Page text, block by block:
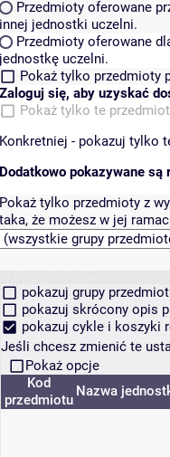
Przedmioty oferowane
innej jednostki uczelni.
Przedmioty oferowane
jednostkę uczelni.
Pokaż tylko przedmioty
Zaloguj się, aby uzyskać
Pokaż tylko te
Konkretniej - pokazuj tylko
Dodatkowo pokazywane są
Pokaż tylko przedmioty z
taka, że możesz w jej
pokazuj grupy
pokazuj skrócony opis
pokazuj cykle i koszyki
Jeśli chcesz zmienić te
Pokaż opcje
Kod
przedmiotu
Nazwa